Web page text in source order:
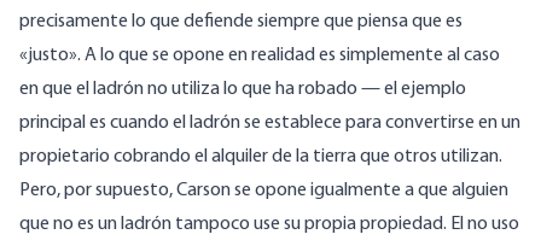
precisamente lo que defiende siempre que piensa que es
«justo». A lo que se opone en realidad es simplemente al caso
en que el ladrón no utiliza lo que ha robado — el ejemplo
principal es cuando el ladrón se establece para convertirse en un
propietario cobrando el alquiler de la tierra que otros utilizan.
Pero, por supuesto, Carson se opone igualmente a que alguien
que no es un ladrón tampoco use su propia propiedad. El no uso